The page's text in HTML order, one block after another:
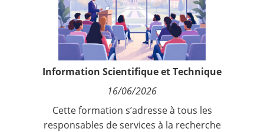
Information Scientifique et Technique
16/06/2026
Cette formation s’adresse à tous les
responsables de services à la recherche